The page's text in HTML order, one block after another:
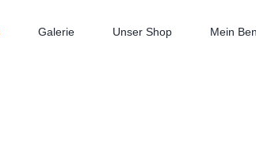
Galerie Unser Shop Mein